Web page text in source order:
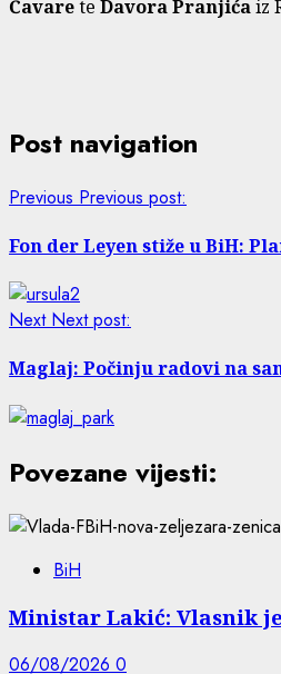
Čavarete Davora Pranjićaiz
Post navigation
Previous Previous post:
Fon der Leyen stiže u BiH:
Next Next post:
Maglaj: Počinju radovi na
Povezane vijesti:
BiH
Ministar Lakić: Vlasnik
06/08/2026 0